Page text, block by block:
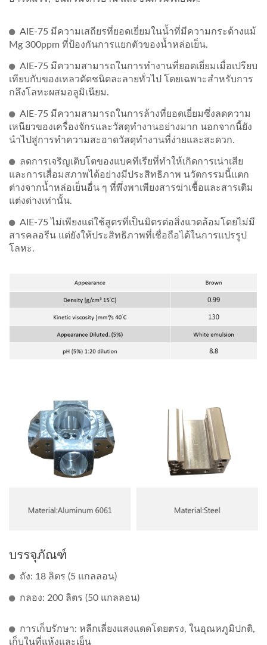
AIE-75 มีความเสถียรที่ยอดเยี่ยมในน้ำที่มีความกระด้างแม้
Mg 300ppm ที่ป้องกันการแยกตัวของน้ำหล่อเย็น.
AIE-75 มีความสามารถในการทำงานที่ยอดเยี่ยมเมื่อเปรียบ
เทียบกับของเหลวตัดชนิดละลายทั่วไป โดยเฉพาะสำหรับการ
กลึงโลหะผสมอลูมิเนียม.
AIE-75 มีความสามารถในการล้างที่ยอดเยี่ยมซึ่งลดความ
เหนียวของเครื่องจักรและวัสดุทำงานอย่างมาก นอกจากนี้ยัง
นำไปสู่การทำความสะอาดวัสดุทำงานที่ง่ายและสะดวก.
ลดการเจริญเติบโตของแบคทีเรียที่ทำให้เกิดการเน่าเสีย
และการเสื่อมสภาพได้อย่างมีประสิทธิภาพ นวัตกรรมนี้แตก
ต่างจากน้ำหล่อเย็นอื่น ๆ ที่พึ่งพาเพียงสารฆ่าเชื้อและสารเติม
แต่งด่างเท่านั้น.
AIE-75 ไม่เพียงแต่ใช้สูตรที่เป็นมิตรต่อสิ่งแวดล้อมโดยไม่มี
สารคลอรีน แต่ยังให้ประสิทธิภาพที่เชื่อถือได้ในการแปรรูป
โลหะ.
บรรจุภัณฑ์
ถัง: 18 ลิตร (5 แกลลอน)
กลอง: 200 ลิตร (50 แกลลอน)
การเก็บรักษา: หลีกเลี่ยงแสงแดดโดยตรง, ในอุณหภูมิปกติ,
เก็บในที่แห้งและเย็น